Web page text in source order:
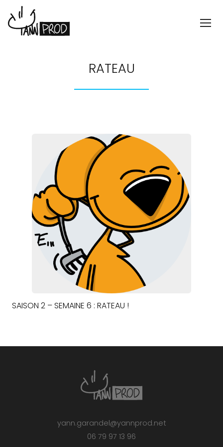
RATEAU
SAISON 2 – SEMAINE 6 : RATEAU !
yann.garandel@yannprod.net
06 79 97 13 96